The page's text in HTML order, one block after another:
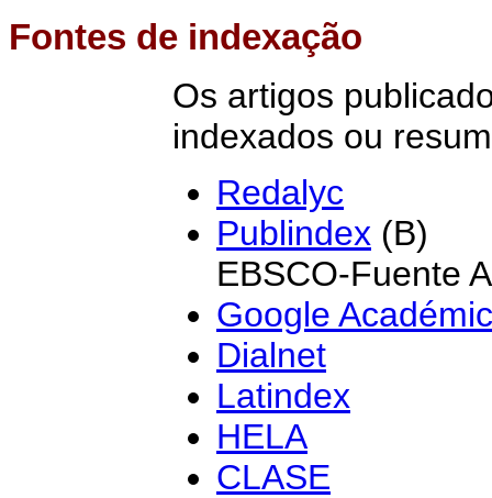
Fontes de indexação
Os artigos
indexados ou
Redalyc
Publindex (B)
EBSCO-Fuente
Google
Dialnet
Latindex
HELA
CLASE